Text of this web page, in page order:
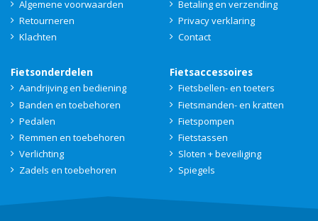
Algemene voorwaarden
Betaling en verzending
Retourneren
Privacy verklaring
Klachten
Contact
Fietsonderdelen
Aandrijving en bediening
Banden en toebehoren
Pedalen
Remmen en toebehoren
Verlichting
Zadels en toebehoren
Fietsaccessoires
Fietsbellen- en toeters
Fietsmanden- en kratten
Fietspompen
Fietstassen
Sloten + beveiliging
Spiegels